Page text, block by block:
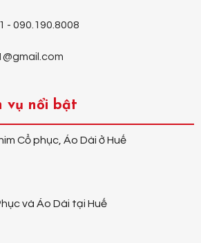
- 090.190.8008
vụ nổi bật
Cổ phục, Áo Dài ở Huế
và Áo Dài tại Huế